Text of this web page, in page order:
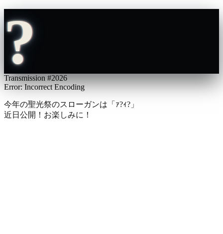
?
Transmission #2026
Error: Incorrect Encoding
今年の聖光祭のスローガンは 「ｾ縺励◆」
近日公開！お楽しみに！